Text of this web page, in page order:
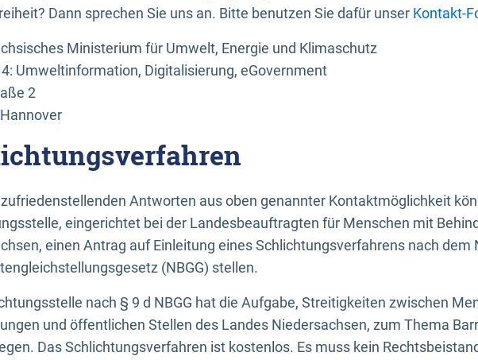
Dann sprechen Sie uns an. Bitte benutzen Sie dafür unser Kontakt-
Ministerium für Umwelt, Energie und Klimaschutz
Umweltinformation, Digitalisierung, eGovernment
2
Antworten aus oben genannter Kontaktmöglichkeit
eingerichtet bei der Landesbeauftragten für Menschen mit
einen Antrag auf Einleitung eines Schlichtungsverfahrens nach dem
(NBGG) stellen.
nach § 9 d NBGG hat die Aufgabe, Streitigkeiten zwischen
und öffentlichen Stellen des Landes Niedersachsen, zum Thema
Das Schlichtungsverfahren ist kostenlos. Es muss kein